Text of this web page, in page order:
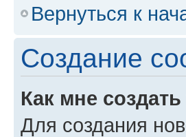
Вернуться к
Создание
Как мне
Для создания